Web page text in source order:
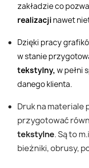
zakładzie co
realizacjinawet
Dzięki pracy
w stanie
tekstylny, w pełni
danego klienta.
Druk na materiale
przygotować
tekstylne. Są to
bieżniki, obrusy,